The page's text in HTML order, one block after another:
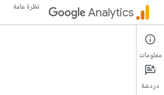
Analytics نظرة عامة
Measurement Protocol
الأدلة
معلومات
دردشة